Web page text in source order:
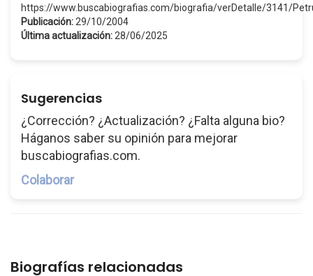
https://www.buscabiografias.com/biografia/verDetalle/3141/
Publicación: 29/10/2004
Última actualización: 28/06/2025
Sugerencias
¿Corrección? ¿Actualización? ¿Falta alguna bio?
Háganos saber su opinión para mejorar
buscabiografias.com.
Colaborar
Biografías relacionadas